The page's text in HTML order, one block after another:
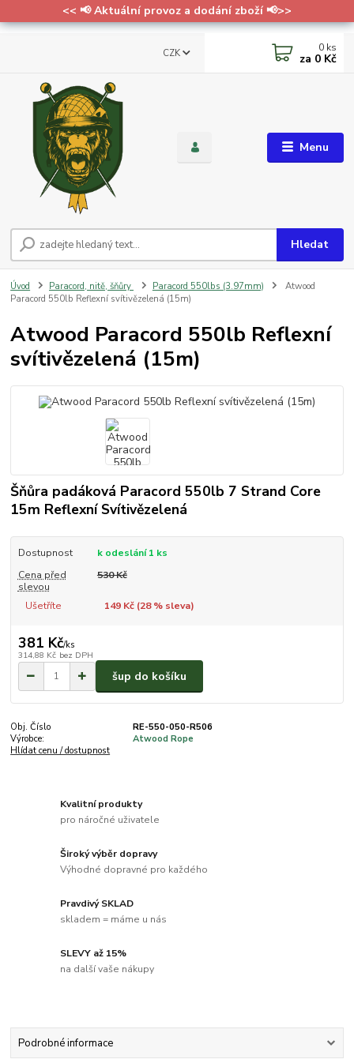
<< 📢 Aktuální provoz a dodání zboží 📢>>
Menu
CZK
Hledat
0 ks
za 0 Kč
Úvod Paracord, nitě, šňůry Paracord 550lbs (3.97mm)
Atwood
Paracord 550lb Reflexní svítivězelená (15m)
Atwood Paracord 550lb Reflexní
svítivězelená (15m)
Šňůra padáková Paracord 550lb 7 Strand Core
15m Reflexní Svítivězelená
Dostupnost
k odeslání 1 ks
Cena před
slevou
530 Kč
Ušetříte 149 Kč (28% sleva)
381 Kč/ks
314,88 Kč bez DPH
šup do košíku
Obj. Číslo
RE-550-050-R506
Výrobce:
Atwood Rope
Hlídat cenu / dostupnost
Kvalitní produkty
pro náročné uživatele
Široký výběr dopravy
Výhodné dopravné pro každého
Pravdivý SKLAD
skladem = máme u nás
SLEVY až 15%
na další vaše nákupy
Podrobné informace